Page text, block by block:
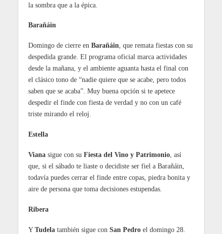
la sombra que a la épica.
Barañáin
Domingo de cierre en Barañáin, que remata fiestas con su
despedida grande. El programa oficial marca actividades
desde la mañana, y el ambiente aguanta hasta el final con
el clásico tono de “nadie quiere que se acabe, pero todos
saben que se acaba”. Muy buena opción si te apetece
despedir el finde con fiesta de verdad y no con un café
triste mirando el reloj.
Estella
Vianasigue con su Fiesta del Vino y Patrimonio, así
que, si el sábado te liaste o decidiste ser fiel a Barañáin,
todavía puedes cerrar el finde entre copas, piedra bonita y
aire de persona que toma decisiones estupendas.
Ribera
YTudelatambién sigue con San Pedroel domingo 28.